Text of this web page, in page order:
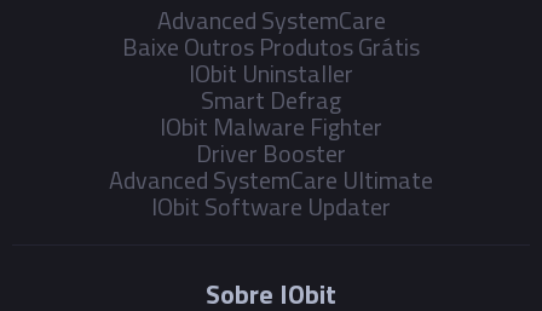
Advanced SystemCare
Baixe Outros Produtos Grátis
IObit Uninstaller
Smart Defrag
IObit Malware Fighter
Driver Booster
Advanced SystemCare Ultimate
IObit Software Updater
Sobre IObit